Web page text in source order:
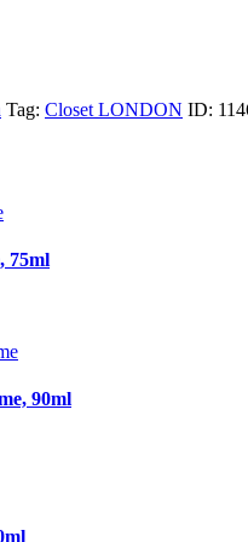
Tag: Closet LONDON ID:
75ml
90ml